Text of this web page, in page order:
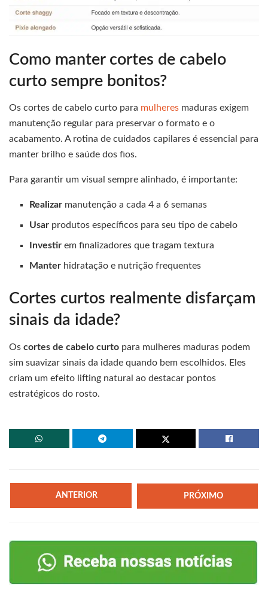
Como manter cortes de cabelo
curto sempre bonitos?
Os cortes de cabelo curto para mulheres maduras exigem
manutenção regular para preservar o formato e o
acabamento. A rotina de cuidados capilares é essencial para
manter brilho e saúde dos fios.
Para garantir um visual sempre alinhado, é importante:
Realizar manutenção a cada 4 a 6 semanas
Usar produtos específicos para seu tipo de cabelo
Investirem finalizadores que tragam textura
Manter hidratação e nutrição frequentes
Cortes curtos realmente disfarçam
sinais da idade?
Os cortes de cabelo curto para mulheres maduras podem
sim suavizar sinais da idade quando bem escolhidos. Eles
criam um efeito lifting natural ao destacar pontos
estratégicos do rosto.
ANTERIOR PRÓXIMO